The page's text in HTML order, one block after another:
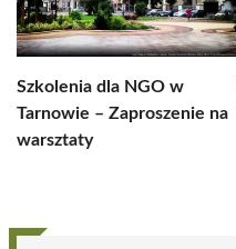
Szkolenia dla NGO w
Tarnowie – Zaproszenie na
warsztaty